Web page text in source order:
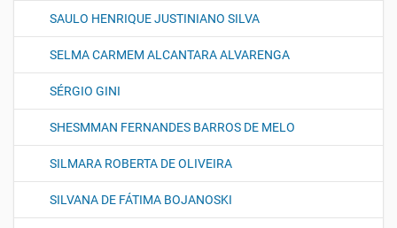
SAULO HENRIQUE JUSTINIANO SILVA
SELMA CARMEM ALCANTARA ALVARENGA
SÉRGIO GINI
SHESMMAN FERNANDES BARROS DE MELO
SILMARA ROBERTA DE OLIVEIRA
SILVANA DE FÁTIMA BOJANOSKI